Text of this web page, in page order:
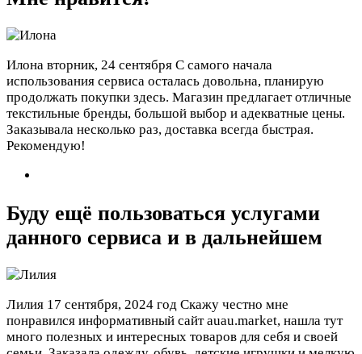
Илона вторник, 24 сентября С самого начала
использования сервиса осталась довольна, планирую
продолжать покупки здесь. Магазин предлагает отличные
текстильные бренды, большой выбор и адекватные цены.
Заказывала несколько раз, доставка всегда быстрая.
Рекомендую!
Буду ещё пользоваться услугами
данного сервиса и в дальнейшем
Лилия 17 сентября, 2024 год Скажу честно мне
понравился информативный сайт auau.market, нашла тут
много полезных и интересных товаров для себя и своей